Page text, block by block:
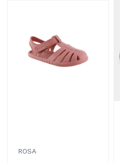
ROSA